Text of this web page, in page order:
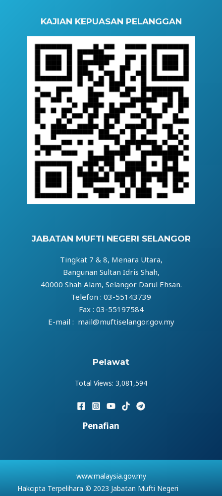
KAJIAN KEPUASAN PELANGGAN
JABATAN MUFTI NEGERI SELANGOR
Tingkat 7 & 8, Menara Utara,
Bangunan Sultan Idris Shah,
40000 Shah Alam, Selangor Darul Ehsan.
Telefon : 03-55143739
Fax : 03-55197584
E-mail : mail@muftiselangor.gov.my
Pelawat
Total Views: 3,081,594
Penafian
www.malaysia.gov.my
Hakcipta Terpelihara © 2023 Jabatan Mufti Negeri